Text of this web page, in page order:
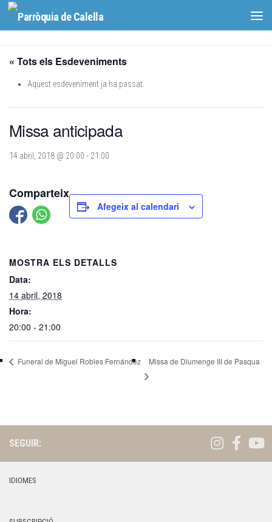
Skip to content
« Tots els Esdeveniments
Aquest esdeveniment ja ha passat.
Missa anticipada
14 abril, 2018 @ 20:00 - 21:00
Comparteix
Afegeix al calendari
MOSTRA ELS DETALLS
Data:
14 abril, 2018
Hora:
20:00 - 21:00
Funeral de Miguel Robles Fernández Missa de Diumenge III de Pasqua
SEGUIR:
IDIOMES